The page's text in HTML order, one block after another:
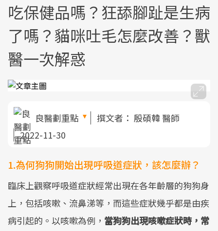
吃保健品嗎？狂舔腳趾是生病
了嗎？貓咪吐毛怎麼改善？獸
醫一次解惑
良醫劃重點 撰文者： 殷碩韓 醫師
2022-11-30
1.為何狗狗開始出現呼吸道症狀，該怎麼辦？
臨床上觀察呼吸道症狀經常出現在各年齡層的狗狗身
上，包括咳嗽、流鼻涕等，而這些症狀幾乎都是由疾
病引起的。以咳嗽為例， 當狗狗出現咳嗽症狀時，常